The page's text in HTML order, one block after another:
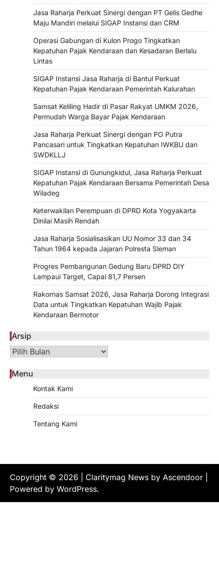
Jasa Raharja Perkuat Sinergi dengan PT Gelis Gedhe
Maju Mandiri melalui SIGAP Instansi dan CRM
Operasi Gabungan di Kulon Progo Tingkatkan
Kepatuhan Pajak Kendaraan dan Kesadaran Berlalu
Lintas
SIGAP Instansi Jasa Raharja di Bantul Perkuat
Kepatuhan Pajak Kendaraan Pemerintah Kalurahan
Samsat Keliling Hadir di Pasar Rakyat UMKM 2026,
Permudah Warga Bayar Pajak Kendaraan
Jasa Raharja Perkuat Sinergi dengan PO Putra
Pancasari untuk Tingkatkan Kepatuhan IWKBU dan
SWDKLLJ
SIGAP Instansi di Gunungkidul, Jasa Raharja Perkuat
Kepatuhan Pajak Kendaraan Bersama Pemerintah Desa
Wiladeg
Keterwakilan Perempuan di DPRD Kota Yogyakarta
Dinilai Masih Rendah
Jasa Raharja Sosialisasikan UU Nomor 33 dan 34
Tahun 1964 kepada Jajaran Polresta Sleman
Progres Pembangunan Gedung Baru DPRD DIY
Lampaui Target, Capai 81,7 Persen
Rakornas Samsat 2026, Jasa Raharja Dorong Integrasi
Data untuk Tingkatkan Kepatuhan Wajib Pajak
Kendaraan Bermotor
Arsip
Arsip
Menu
Kontak Kami
Redaksi
Tentang Kami
Copyright © 2026 | Claritymag News by Ascendoor
Powered by WordPress.